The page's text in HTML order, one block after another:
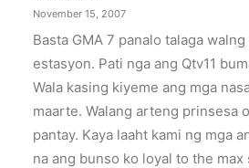
November 15, 2007
Basta GMA 7 panalo talaga
estasyon. Pati nga ang Qtv11
Wala kasing kiyeme ang mga
maarte. Walang arteng prinsesa
pantay. Kaya laaht kami ng mga
na ang bunso ko loyal to the max